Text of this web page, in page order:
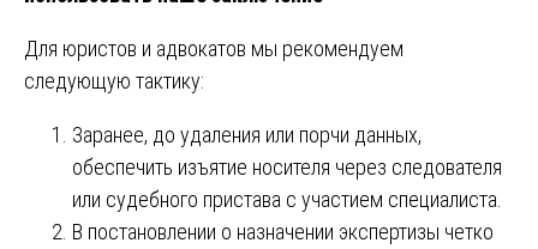
Для юристов и адвокатов мы рекомендуем
следующую тактику:
Заранее, до удаления или порчи данных,
обеспечить изъятие носителя через следователя
или судебного пристава с участием специалиста.
В постановлении о назначении экспертизы четко